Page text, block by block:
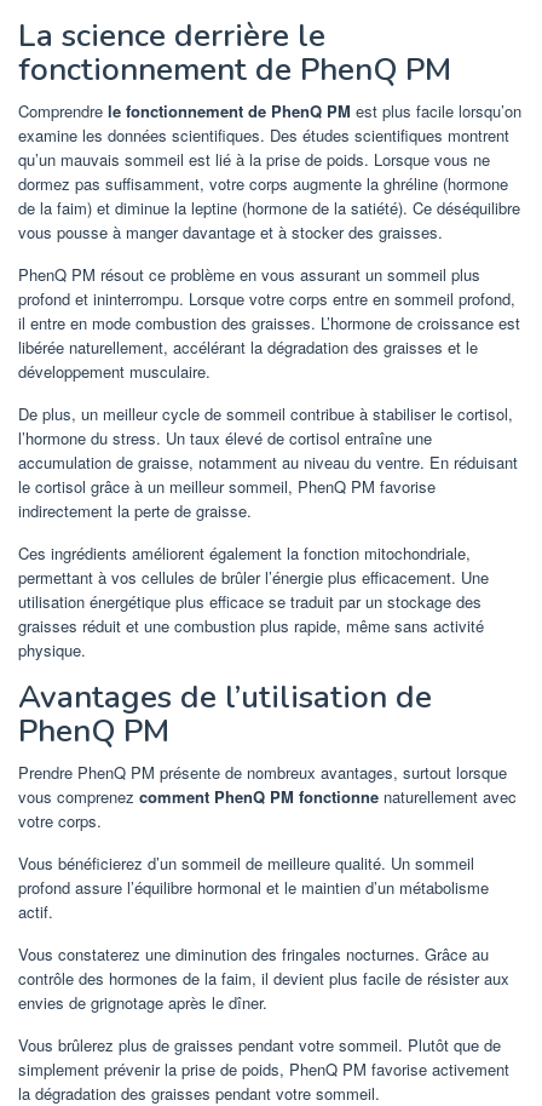
La science derrière le
fonctionnement de PhenQ PM
Comprendre le fonctionnement de PhenQ PM est plus facile lorsqu’on
examine les données scientifiques. Des études scientifiques montrent
qu’un mauvais sommeil est lié à la prise de poids. Lorsque vous ne
dormez pas suffisamment, votre corps augmente la ghréline (hormone
de la faim) et diminue la leptine (hormone de la satiété). Ce déséquilibre
vous pousse à manger davantage et à stocker des graisses.
PhenQ PM résout ce problème en vous assurant un sommeil plus
profond et ininterrompu. Lorsque votre corps entre en sommeil profond,
il entre en mode combustion des graisses. L’hormone de croissance est
libérée naturellement, accélérant la dégradation des graisses et le
développement musculaire.
De plus, un meilleur cycle de sommeil contribue à stabiliser le cortisol,
l’hormone du stress. Un taux élevé de cortisol entraîne une
accumulation de graisse, notamment au niveau du ventre. En réduisant
le cortisol grâce à un meilleur sommeil, PhenQ PM favorise
indirectement la perte de graisse.
Ces ingrédients améliorent également la fonction mitochondriale,
permettant à vos cellules de brûler l’énergie plus efficacement. Une
utilisation énergétique plus efficace se traduit par un stockage des
graisses réduit et une combustion plus rapide, même sans activité
physique.
Avantages de l’utilisation de
PhenQ PM
Prendre PhenQ PM présente de nombreux avantages, surtout lorsque
vous comprenez comment PhenQ PM fonctionne naturellement avec
votre corps.
Vous bénéficierez d’un sommeil de meilleure qualité. Un sommeil
profond assure l’équilibre hormonal et le maintien d’un métabolisme
actif.
Vous constaterez une diminution des fringales nocturnes. Grâce au
contrôle des hormones de la faim, il devient plus facile de résister aux
envies de grignotage après le dîner.
Vous brûlerez plus de graisses pendant votre sommeil. Plutôt que de
simplement prévenir la prise de poids, PhenQ PM favorise activement
la dégradation des graisses pendant votre sommeil.